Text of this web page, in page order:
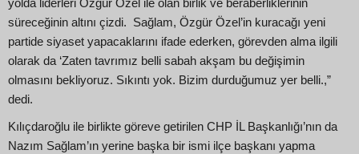
yolda liderleri Özgür Özel ile olan birlik ve beraberliklerinin
süreceğinin altını çizdi. Sağlam, Özgür Özel’in kuracağı yeni
partide siyaset yapacaklarını ifade ederken, görevden alma ilgili
olarak da ‘Zaten tavrımız belli sabah akşam bu değişimin
olmasını bekliyoruz. Sıkıntı yok. Bizim durduğumuz yer belli.,”
dedi.
Kılıçdaroğlu ile birlikte göreve getirilen CHP İL Başkanlığı’nın da
Nazım Sağlam’ın yerine başka bir ismi ilçe başkanı yapma